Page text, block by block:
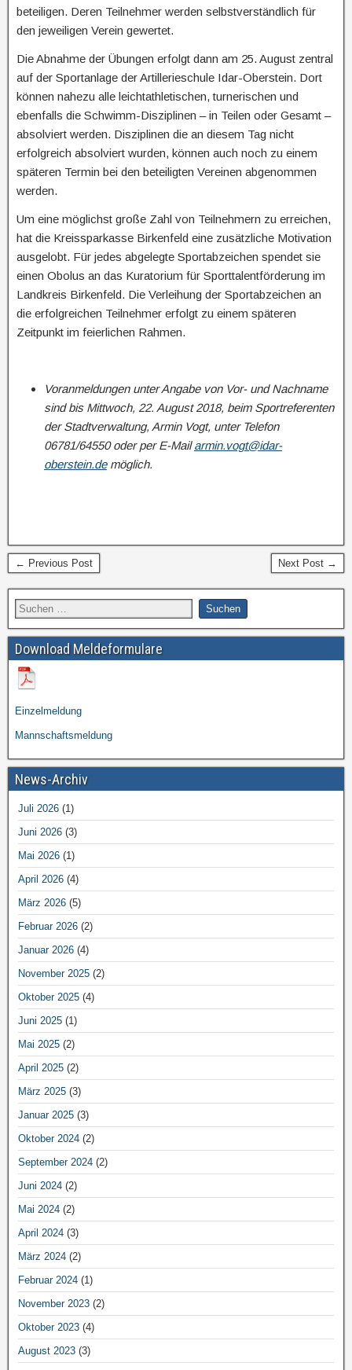
beteiligen. Deren Teilnehmer werden selbstverständlich für
den jeweiligen Verein gewertet.
Die Abnahme der Übungen erfolgt dann am 25. August zentral
auf der Sportanlage der Artillerieschule Idar-Oberstein. Dort
können nahezu alle leichtathletischen, turnerischen und
ebenfalls die Schwimm-Disziplinen – in Teilen oder Gesamt –
absolviert werden. Disziplinen die an diesem Tag nicht
erfolgreich absolviert wurden, können auch noch zu einem
späteren Termin bei den beteiligten Vereinen abgenommen
werden.
Um eine möglichst große Zahl von Teilnehmern zu erreichen,
hat die Kreissparkasse Birkenfeld eine zusätzliche Motivation
ausgelobt. Für jedes abgelegte Sportabzeichen spendet sie
einen Obolus an das Kuratorium für Sporttalentförderung im
Landkreis Birkenfeld. Die Verleihung der Sportabzeichen an
die erfolgreichen Teilnehmer erfolgt zu einem späteren
Zeitpunkt im feierlichen Rahmen.
Voranmeldungen unter Angabe von Vor- und Nachname
sind bis Mittwoch, 22. August 2018, beim Sportreferenten
der Stadtverwaltung, Armin Vogt, unter Telefon
06781/64550 oder per E-Mailarmin.vogt@idar-
oberstein.demöglich.
← Previous Post Next Post →
Download Meldeformulare
Einzelmeldung
Mannschaftsmeldung
News-Archiv
Juli 2026 (1)
Juni 2026 (3)
Mai 2026 (1)
April 2026 (4)
März 2026 (5)
Februar 2026 (2)
Januar 2026 (4)
November 2025 (2)
Oktober 2025 (4)
Juni 2025 (1)
Mai 2025 (2)
April 2025 (2)
März 2025 (3)
Januar 2025 (3)
Oktober 2024 (2)
September 2024 (2)
Juni 2024 (2)
Mai 2024 (2)
April 2024 (3)
März 2024 (2)
Februar 2024 (1)
November 2023 (2)
Oktober 2023 (4)
August 2023 (3)